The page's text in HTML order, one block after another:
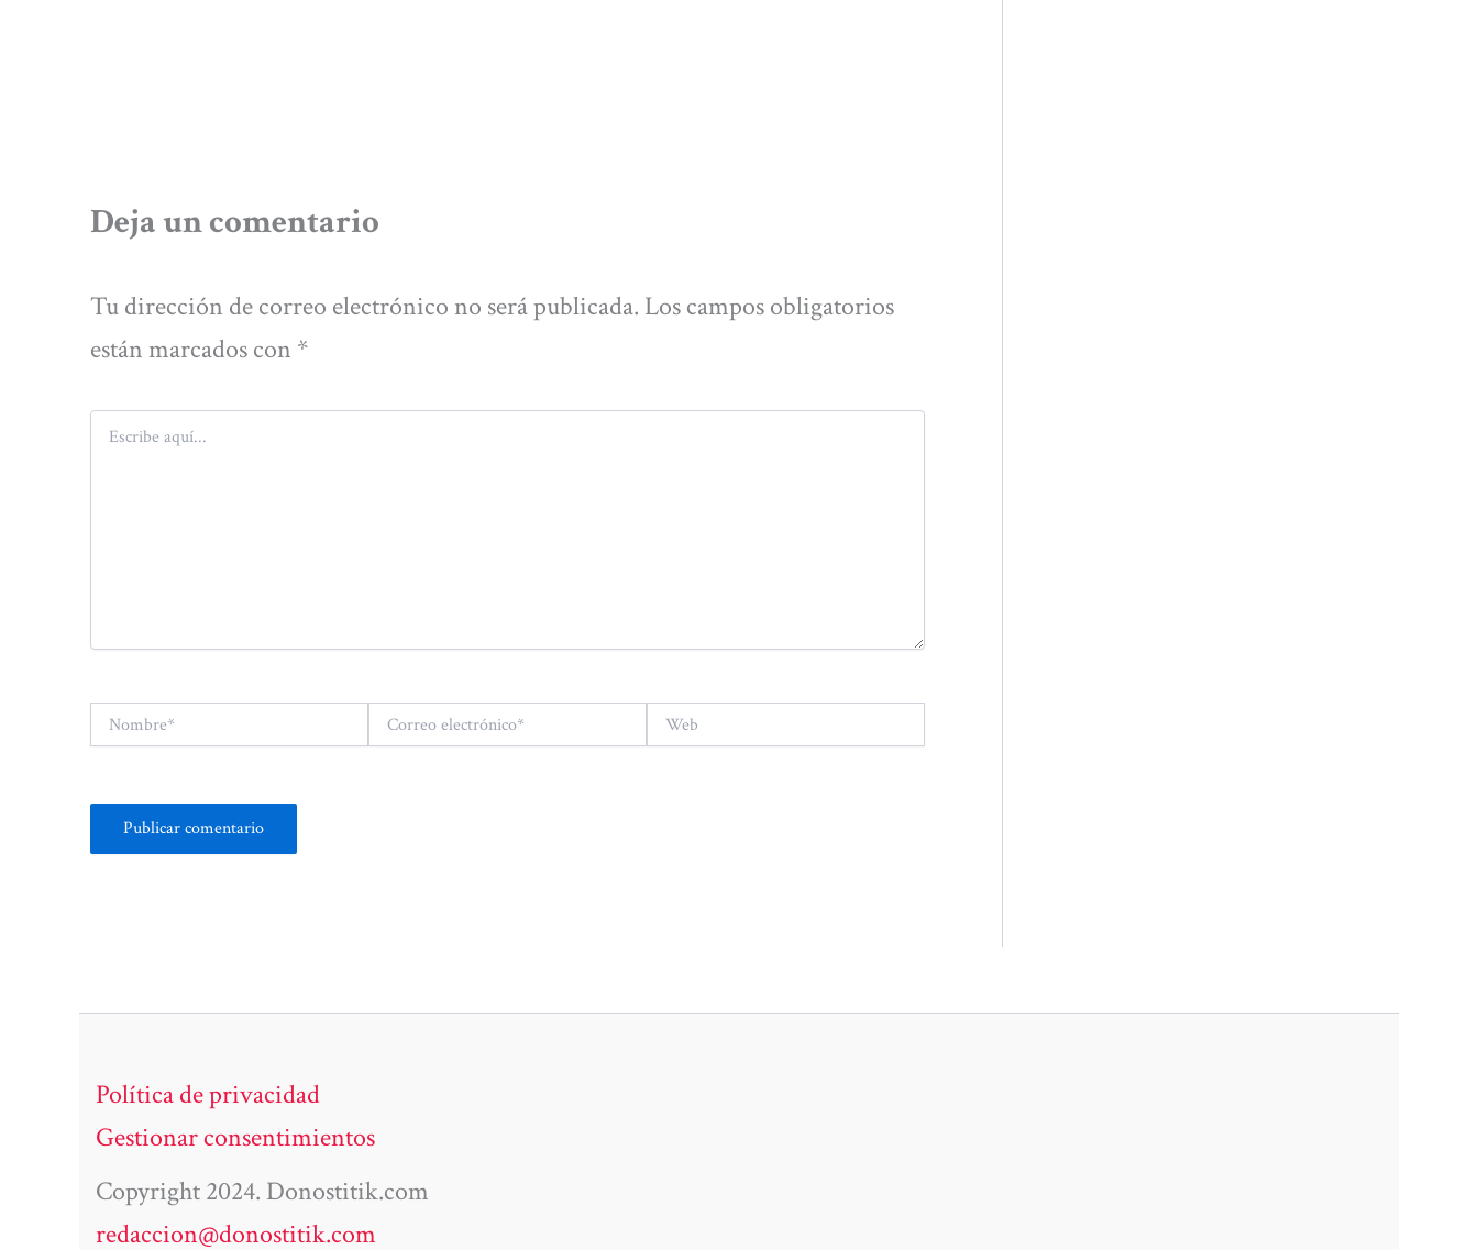
Deja un comentario
Tu dirección de correo electrónico no será publicada. Los campos obligatorios
están marcados con *
Escribe
aquí...
electrónico*
Política de privacidad
Gestionar consentimientos
Copyright 2024. Donostitik.com
redaccion@donostitik.com